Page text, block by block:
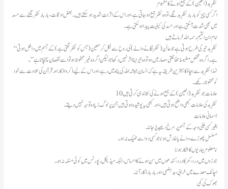
نظرِ بد (العین) کے جمع ہونے کا مفہوم
اگر کسی چیز کو بار بار نظرِ بد لگے، تو وہ نظر جمع ہو جاتی ہے، اور اس کے اثرات شدید ہو سکتے ہیں۔ بعض اوقات، بار بار نظر لگنے سے حسد
میں بھی شدت آ سکتی ہے اور حسد کی کیفیت پیدا ہو سکتی ہے۔
امام ابن القیم رحمہ اللہ فرماتے ہیں
“نظرِ بد تیر کی طرح ہوتی ہے جو عائن (نظر لگانے والے) کی روح سے نکل کر معین (جس کو نظر لگتی ہے) کے جسم میں داخل ہوتی
ہے۔ اگر وہ شخص مضبوط حفاظتی حصار میں ہو تو وہ تیر اپنا اثر نہیں دکھاتا، لیکن اگر وہ غیر محفوظ ہو تو اسے نقصان پہنچاتا ہے”۔
لہٰذا نظرِ بد سے بچاؤ کا بہترین طریقہ یہ ہے کہ انسان ہمیشہ اللہ کی پناہ میں رہے، اور اس کے لیے ذکر و اذکار اور قرآن کی تلاوت سے خود
کو محفوظ رکھے۔
10 علامات جو نظرِ بد (العین) کے جمع ہونے کی نشاندہی کرتی ہیں
نظرِ بد کی علامات کبھی واضح ہوتی ہیں، اور کبھی یہ پوشیدہ ہوتی ہیں جن پر لوگ زیادہ توجہ نہیں دیتے۔
​جسمانی علامات
بغیر کسی طبی وجہ کے جسم پر سرخ دھبے پڑ جانا۔
مسلسل پھوڑے، دانے یا خارش ہونا جو کسی دوا سے ٹھیک نہ ہو۔
​نامعلوم بیماریوں کا شکار ہونا
جوڑوں میں درد، کمر کا درد، کندھوں میں سن ہونے کا احساس، جبکہ میڈیکل رپورٹس میں کوئی مسئلہ نہ ہو۔
اچانک معدے میں خرابی، بدہضمی، اور بار بار ڈکار آنا۔
​بھوک کی کمی